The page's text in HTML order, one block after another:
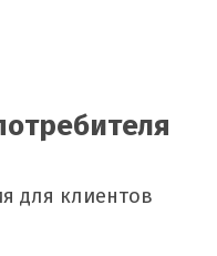
для клиентов